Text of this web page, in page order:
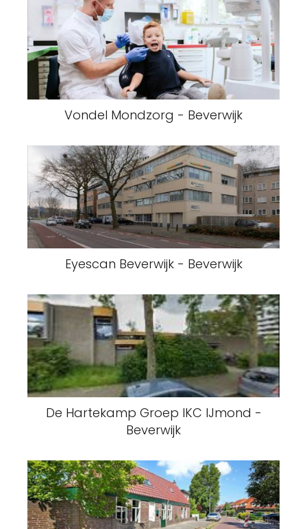
Vondel Mondzorg - Beverwijk
Eyescan Beverwijk - Beverwijk
De Hartekamp Groep IKC IJmond -
Beverwijk